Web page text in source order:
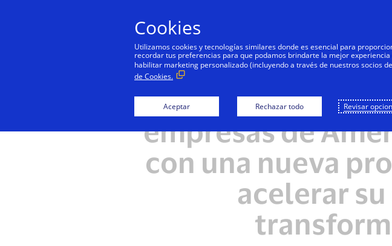
Personas
Visa
empresas de
con una nueva
acelerar
Cookies
Utilizamos cookies y tecnologías similares donde es esencial para
recordar tus preferencias para que podamos brindarte la mejor
habilitar marketing personalizado (incluyendo a través de nuestros socios
de Cookies.
Aceptar Rechazar todo Revisar